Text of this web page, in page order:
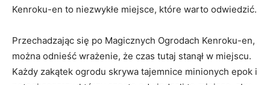
Kenroku-en to ⁢niezwykłe miejsce, które warto odwiedzić.
Przechadzając się po Magicznych Ogrodach ​Kenroku-en, ​
można⁢ odnieść wrażenie, że czas tutaj stanął w miejscu.
Każdy zakątek ogrodu skrywa tajemnice minionych epok i